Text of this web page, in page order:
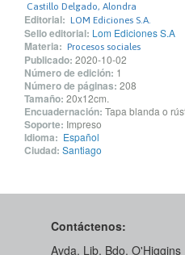
Castillo Delgado, Alondra
Editorial: LOM Ediciones S.A.
Sello editorial: Lom Ediciones S.A
Materia: Procesos sociales
Publicado: 2020-10-02
Número de edición: 1
Número de páginas: 208
Tamaño: 20x12cm.
Encuadernación: Tapa blanda o
Soporte: Impreso
Idioma: Español
Ciudad: Santiago
Contáctenos:
Avda. Lib. Bdo.